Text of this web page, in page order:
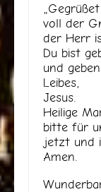
voll der
der Herr
Du bist
und
Leibes,
Jesus.
Heilige
bitte für
jetzt und
Amen.